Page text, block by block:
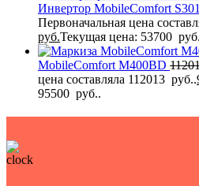
Инвертор MobileComfort
Первоначальная цена
руб.Текущая цена: 53700
MobileComfort M400BD
цена составляла 112013 руб..
95500 руб..